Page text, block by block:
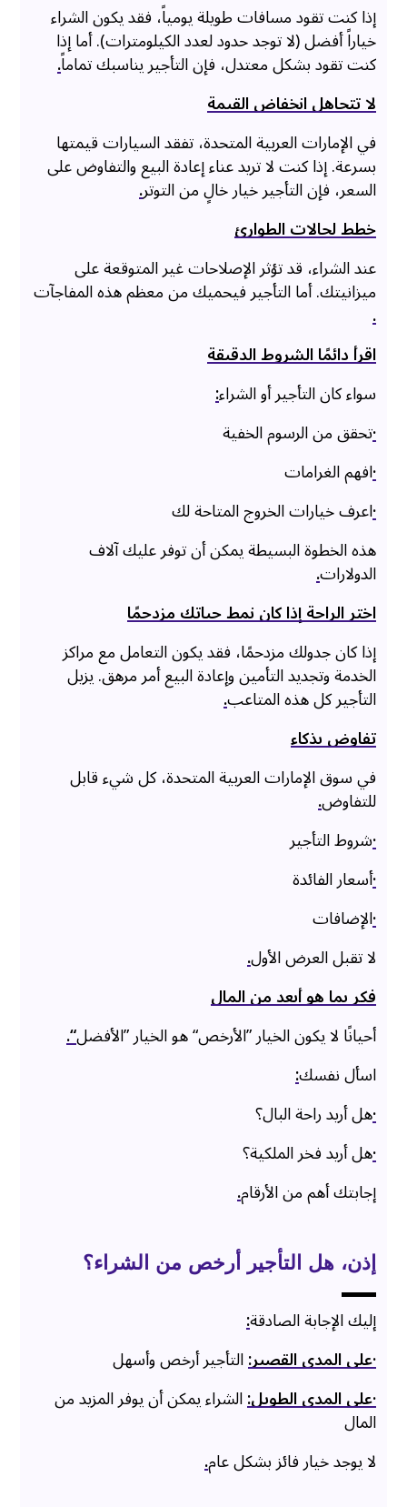
إذا كنت تقود مسافات طويلة يومياً، فقد يكون الشراء
خياراً أفضل (لا توجد حدود لعدد الكيلومترات). أما إذا
كنت تقود بشكل معتدل، فإن التأجير يناسبك تماماً.
لا تتجاهل انخفاض القيمة
في الإمارات العربية المتحدة، تفقد السيارات قيمتها
بسرعة. إذا كنت لا تريد عناء إعادة البيع والتفاوض على
السعر، فإن التأجير خيار خالٍ من التوتر.
خطط لحالات الطوارئ
عند الشراء، قد تؤثر الإصلاحات غير المتوقعة على
ميزانيتك. أما التأجير فيحميك من معظم هذه المفاجآت
.
اقرأ دائمًا الشروط الدقيقة
سواء كان التأجير أو الشراء:
·تحقق من الرسوم الخفية
·افهم الغرامات
·اعرف خيارات الخروج المتاحة لك
هذه الخطوة البسيطة يمكن أن توفر عليك آلاف
الدولارات.
اختر الراحة إذا كان نمط حياتك مزدحمًا
إذا كان جدولك مزدحمًا، فقد يكون التعامل مع مراكز
الخدمة وتجديد التأمين وإعادة البيع أمر مرهق. يزيل
التأجير كل هذه المتاعب.
تفاوض بذكاء
في سوق الإمارات العربية المتحدة، كل شيء قابل
للتفاوض.
·شروط التأجير
·أسعار الفائدة
·الإضافات
لا تقبل العرض الأول.
فكر بما هو أبعد من المال
أحيانًا لا يكون الخيار ”الأرخص“ هو الخيار ”الأفضل“.
اسأل نفسك:
·هل أريد راحة البال؟
·هل أريد فخر الملكية؟
إجابتك أهم من الأرقام.
إذن، هل التأجير أرخص من الشراء؟
إليك الإجابة الصادقة:
·على المدى القصير:التأجير أرخص وأسهل
·على المدى الطويل:الشراء يمكن أن يوفر المزيد من
المال
لا يوجد خيار فائز بشكل عام.